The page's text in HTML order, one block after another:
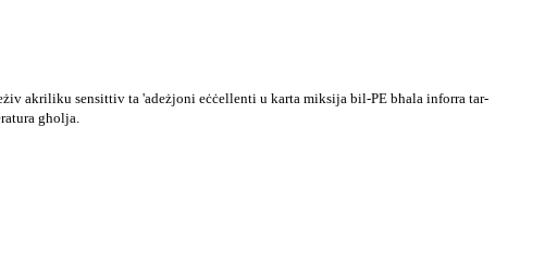
akriliku sensittiv ta 'adeżjoni eċċellenti u karta miksija bil-PE bħala inforra tar-
għolja.